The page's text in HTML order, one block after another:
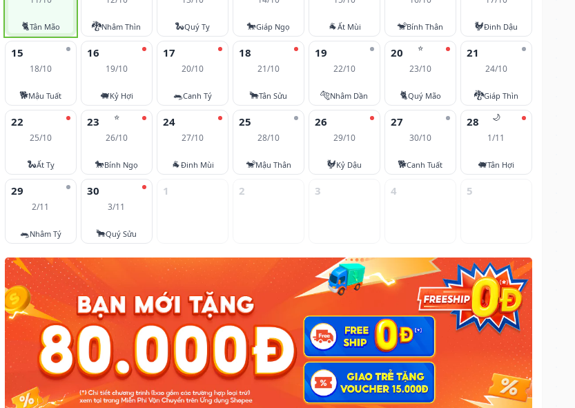
🐈Tân Mão 🐉Nhâm Thìn 🐍Quý Tỵ 🐎Giáp Ngọ 🐐Ất Mùi 🐒Bính Thân 🐓Đinh Dậu
15
18/10
🐕Mậu Tuất
16
19/10
🐖Kỷ Hợi
17
20/10
🐀Canh Tý
18
21/10
🐂Tân Sửu
19
22/10
🐅Nhâm Dần
⭐
20
23/10
🐈Quý Mão
21
24/10
🐉Giáp Thìn
22
25/10
🐍Ất Tỵ
⭐
23
26/10
🐎Bính Ngọ
24
27/10
🐐Đinh Mùi
25
28/10
🐒Mậu Thân
26
29/10
🐓Kỷ Dậu
27
30/10
🐕Canh Tuất
🌙
28
1/11
🐖Tân Hợi
29
2/11
🐀Nhâm Tý
30
3/11
🐂Quý Sửu
1 2 3 4 5